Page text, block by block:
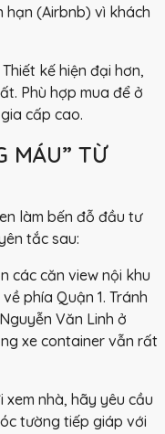
hạn (Airbnb) vì khách
Thiết kế hiện đại hơn,
Phù hợp mua để ở
cấp cao.
MÁU” TỪ
làm bến đỗ đầu tư
tắc sau:
các căn view nội khu
phía Quận 1. Tránh
Văn Linh ở
xe container vẫn rất
xem nhà, hãy yêu cầu
tường tiếp giáp với